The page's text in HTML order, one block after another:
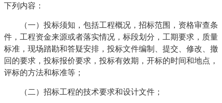
下列内容：
（一）投标须知，包括工程概况，招标范围，资格审查条
件，工程资金来源或者落实情况，标段划分，工期要求，质量
标准，现场踏勘和答疑安排，投标文件编制、提交、修改、撤
回的要求，投标报价要求，投标有效期，开标的时间和地点，
评标的方法和标准等；
（二）招标工程的技术要求和设计文件；